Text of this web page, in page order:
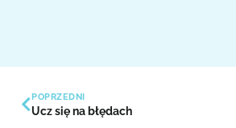
POPRZEDNI
Ucz się na błędach